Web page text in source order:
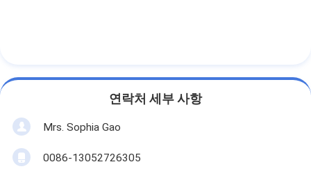
연락처 세부 사항
Mrs. Sophia Gao
0086-13052726305